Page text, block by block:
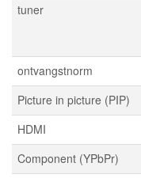
tuner
ontvangstnorm
Picture in picture (PIP)
HDMI
Component (YPbPr)